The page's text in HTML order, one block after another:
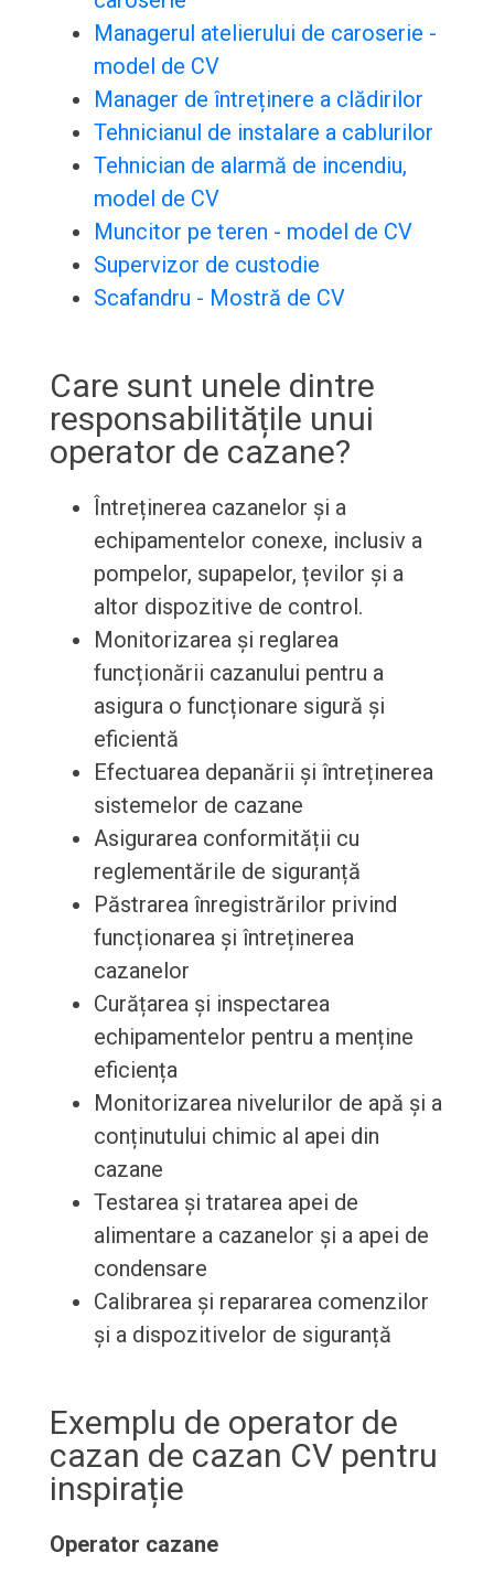
Managerul atelierului de caroserie -
model de CV
Manager de întreținere a clădirilor
Tehnicianul de instalare a cablurilor
Tehnician de alarmă de incendiu,
model de CV
Muncitor pe teren - model de CV
Supervizor de custodie
Scafandru - Mostră de CV
Care sunt unele dintre
responsabilitățile unui
operator de cazane?
Întreținerea cazanelor și a
echipamentelor conexe, inclusiv a
pompelor, supapelor, țevilor și a
altor dispozitive de control.
Monitorizarea și reglarea
funcționării cazanului pentru a
asigura o funcționare sigură și
eficientă
Efectuarea depanării și întreținerea
sistemelor de cazane
Asigurarea conformității cu
reglementările de siguranță
Păstrarea înregistrărilor privind
funcționarea și întreținerea
cazanelor
Curățarea și inspectarea
echipamentelor pentru a menține
eficiența
Monitorizarea nivelurilor de apă și a
conținutului chimic al apei din
cazane
Testarea și tratarea apei de
alimentare a cazanelor și a apei de
condensare
Calibrarea și repararea comenzilor
și a dispozitivelor de siguranță
Exemplu de operator de
cazan de cazan CV pentru
inspirație
Operator cazane